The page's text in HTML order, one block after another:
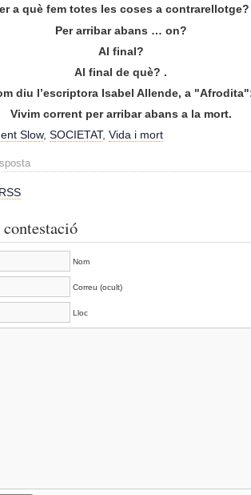
a què fem totes les coses a contrarellotge?
Per arribar abans … on?
Al final?
Al final de què? .
diu l’escriptora Isabel Allende, a
Vivim corrent per arribar abans a la mort.
Slow, SOCIETAT, Vida i mort
Nom
Correu (ocult)
Lloc